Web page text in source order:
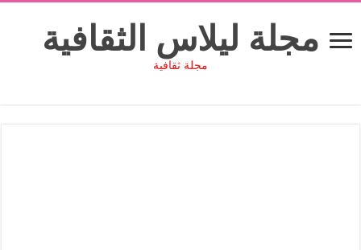
مجلة ليلاس الثقافية
مجلة ثقافية